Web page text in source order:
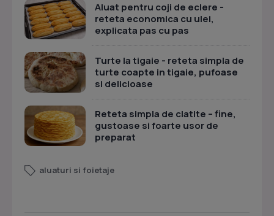
Aluat pentru coji de eclere -
reteta economica cu ulei,
explicata pas cu pas
Turte la tigaie - reteta simpla de
turte coapte in tigaie, pufoase
si delicioase
Reteta simpla de clatite – fine,
gustoase si foarte usor de
preparat
aluaturi si foietaje